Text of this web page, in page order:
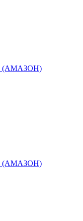
(АМАЗОН)
(АМАЗОН)